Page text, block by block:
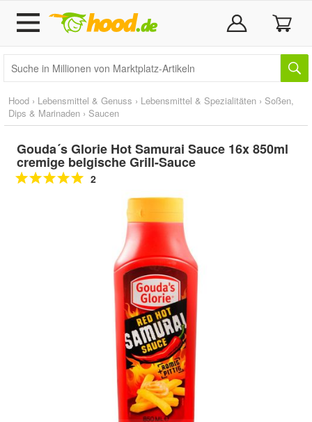
Hood › Lebensmittel & Genuss › Lebensmittel & Spezialitäten › Soßen,
Dips & Marinaden › Saucen
Gouda´s Glorie Hot Samurai Sauce 16x 850ml
cremige belgische Grill-Sauce
2